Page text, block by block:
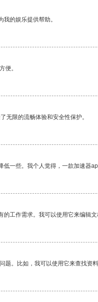
的娱乐提供帮助。
便。
无限的流畅体验和安全性保护。
一些。我个人觉得，一款加速器
工作需求。我可以使用它来编辑文
题。比如，我可以使用它来查找资